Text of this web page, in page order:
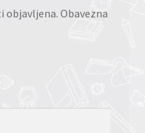
objavljena. Obavezna